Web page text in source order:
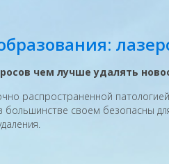
чем лучше удалять
распространенной
своем безопасны